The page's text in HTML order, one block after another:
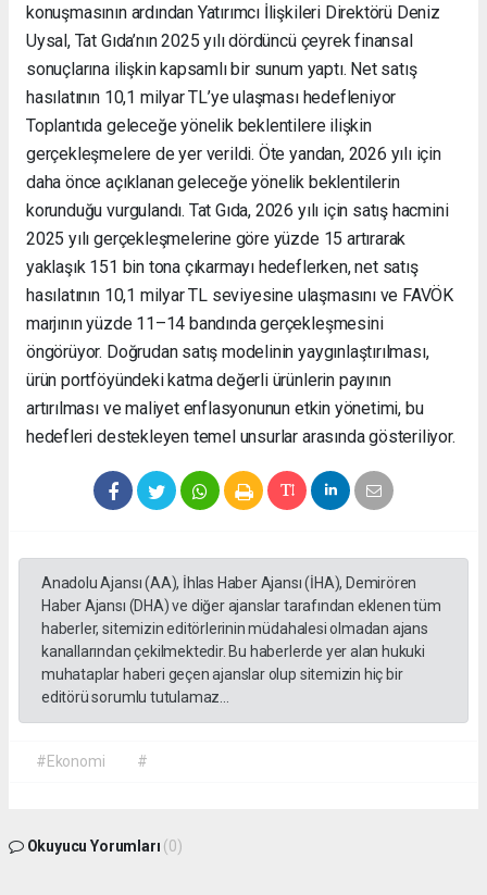
konuşmasının ardından Yatırımcı İlişkileri Direktörü Deniz
Uysal, Tat Gıda’nın 2025 yılı dördüncü çeyrek finansal
sonuçlarına ilişkin kapsamlı bir sunum yaptı. Net satış
hasılatının 10,1 milyar TL’ye ulaşması hedefleniyor
Toplantıda geleceğe yönelik beklentilere ilişkin
gerçekleşmelere de yer verildi. Öte yandan, 2026 yılı için
daha önce açıklanan geleceğe yönelik beklentilerin
korunduğu vurgulandı. Tat Gıda, 2026 yılı için satış hacmini
2025 yılı gerçekleşmelerine göre yüzde 15 artırarak
yaklaşık 151 bin tona çıkarmayı hedeflerken, net satış
hasılatının 10,1 milyar TL seviyesine ulaşmasını ve FAVÖK
marjının yüzde 11–14 bandında gerçekleşmesini
öngörüyor. Doğrudan satış modelinin yaygınlaştırılması,
ürün portföyündeki katma değerli ürünlerin payının
artırılması ve maliyet enflasyonunun etkin yönetimi, bu
hedefleri destekleyen temel unsurlar arasında gösteriliyor.
Anadolu Ajansı (AA), İhlas Haber Ajansı (İHA), Demirören
Haber Ajansı (DHA) ve diğer ajanslar tarafından eklenen tüm
haberler, sitemizin editörlerinin müdahalesi olmadan ajans
kanallarından çekilmektedir. Bu haberlerde yer alan hukuki
muhataplar haberi geçen ajanslar olup sitemizin hiç bir
editörü sorumlu tutulamaz...
#Ekonomi #
Okuyucu Yorumları (0)